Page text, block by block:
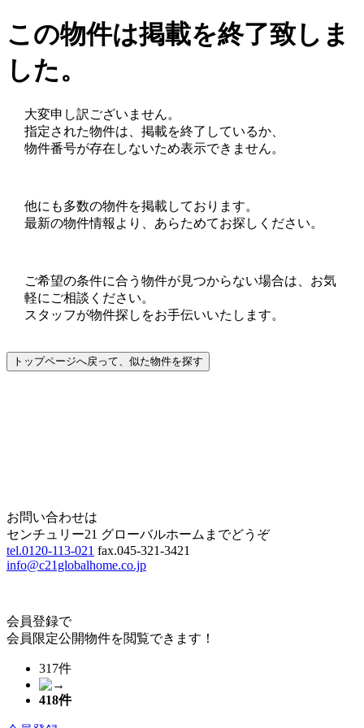
この物件は掲載を終了致しま
した。
大変申し訳ございません。
指定された物件は、掲載を終了しているか、
物件番号が存在しないため表示できません。
他にも多数の物件を掲載しております。
最新の物件情報より、あらためてお探しください。
ご希望の条件に合う物件が見つからない場合は、お気
軽にご相談ください。
スタッフが物件探しをお手伝いいたします。
お問い合わせは
センチュリー21 グローバルホームまでどうぞ
tel.0120-113-021 fax.045-321-3421
info@c21globalhome.co.jp
会員登録で
会員限定公開物件を閲覧できます！
317件
418件